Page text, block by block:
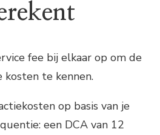
fee bij elkaar op om de
kosten te kennen.
op basis van je
een DCA van 12